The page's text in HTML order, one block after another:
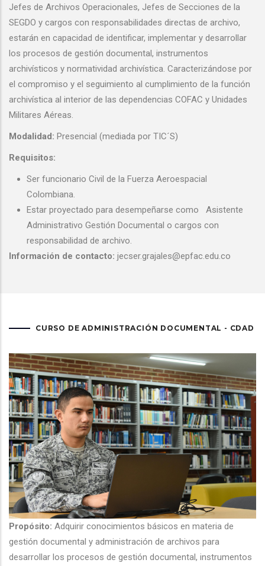
Jefes de Archivos Operacionales, Jefes de Secciones de la
SEGDO y cargos con responsabilidades directas de archivo,
estarán en capacidad de identificar, implementar y desarrollar
los procesos de gestión documental, instrumentos
archivísticos y normatividad archivística. Caracterizándose por
el compromiso y el seguimiento al cumplimiento de la función
archivística al interior de las dependencias COFAC y Unidades
Militares Aéreas.
Modalidad: Presencial (mediada por TIC´S)
Requisitos:
Ser funcionario Civil de la Fuerza Aeroespacial
Colombiana.
Estar proyectado para desempeñarse como Asistente
Administrativo Gestión Documental o cargos con
responsabilidad de archivo.
Información de contacto: jecser.grajales@epfac.edu.co
CURSO DE ADMINISTRACIÓN DOCUMENTAL - CDAD
Propósito: Adquirir conocimientos básicos en materia de
gestión documental y administración de archivos para
desarrollar los procesos de gestión documental, instrumentos